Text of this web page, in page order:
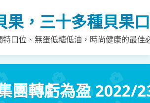
果，三十多種貝果
口位、無蛋低糖低油，時尚健康的最
團轉虧為盈 2022/